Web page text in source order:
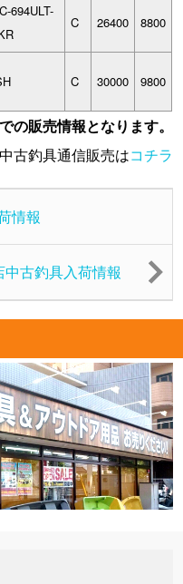
694ULT-
C 26400 8800
C 30000 9800
の販売情報となります。
中古釣具通信販売はコチラ
情報
古釣具入荷情報